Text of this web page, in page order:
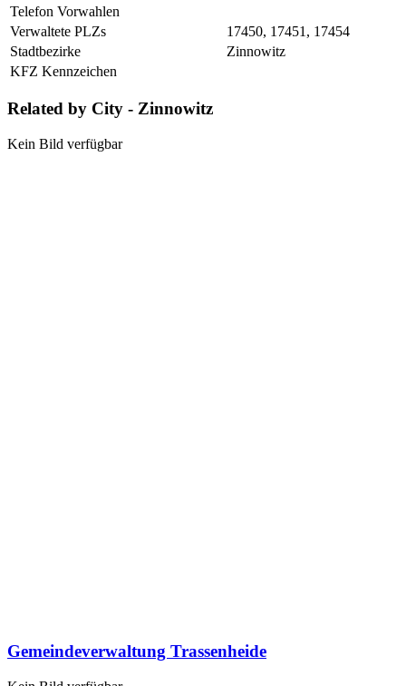
Telefon Vorwahlen
Verwaltete PLZs
17450, 17451, 17454
Stadtbezirke
Zinnowitz
KFZ Kennzeichen
Related by City - Zinnowitz
Kein Bild verfügbar
Gemeindeverwaltung Trassenheide